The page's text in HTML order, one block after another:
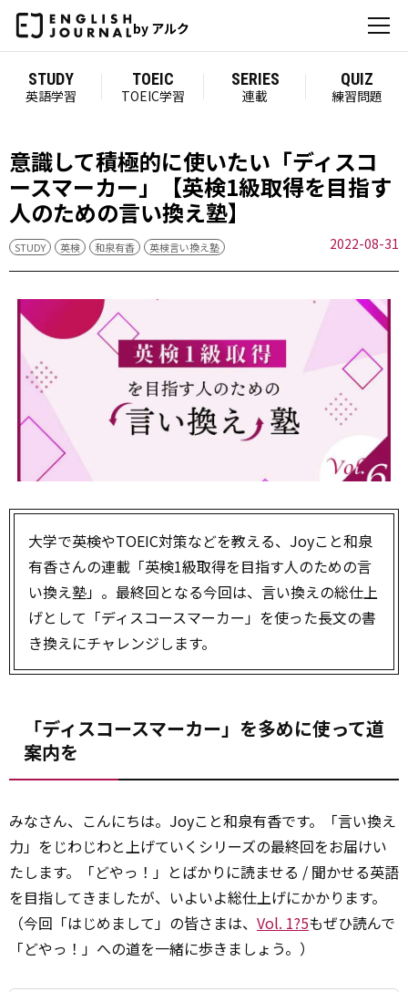
by アルク
STUDY
英語学習
TOEIC
TOEIC学習
SERIES
連載
QUIZ
練習問題
意識して積極的に使いたい「ディスコ
ースマーカー」【英検1級取得を目指す
人のための言い換え塾】
STUDY 英検 和泉有香 英検言い換え塾 2022-08-31
大学で英検やTOEIC対策などを教える、Joyこと和泉
有香さんの連載「英検1級取得を目指す人のための言
い換え塾」。最終回となる今回は、言い換えの総仕上
げとして「ディスコースマーカー」を使った長文の書
き換えにチャレンジします。
「ディスコースマーカー」を多めに使って道
案内を
みなさん、こんにちは。Joyこと和泉有香です。「言い換え
力」をじわじわと上げていくシリーズの最終回をお届けい
たします。「どやっ！」とばかりに読ませる / 聞かせる英語
を目指してきましたが、いよいよ総仕上げにかかります。
（今回「はじめまして」の皆さまは、 Vol. 1?5もぜひ読んで
「どやっ！」への道を一緒に歩きましょう。）